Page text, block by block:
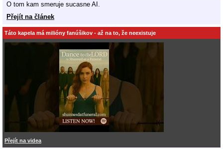
O tom kam smeruje sucasne AI.
Přejít na článek
Táto kapela má milióny fanúšikov - až na to, že neexistuje
Přejít na videa